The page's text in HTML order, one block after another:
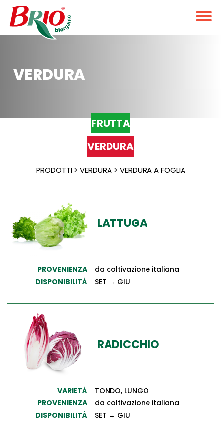
VERDURA
FRUTTA
VERDURA
PRODOTTI > VERDURA > VERDURA A FOGLIA
LATTUGA
PROVENIENZA
da coltivazione italiana
DISPONIBILITÀ
SET → GIU
RADICCHIO
VARIETÀ
TONDO, LUNGO
PROVENIENZA
da coltivazione italiana
DISPONIBILITÀ
SET → GIU